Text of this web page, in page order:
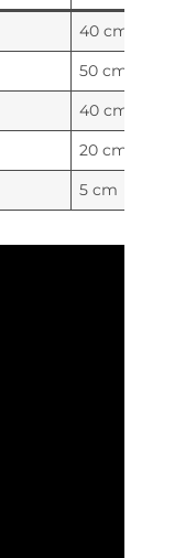
40 cm
50 cm
40 cm
20 cm
5 cm